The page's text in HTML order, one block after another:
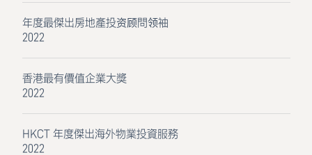
年度最傑出房地產投资顾問领袖
2022
香港最有價值企業大獎
2022
HKCT 年度傑出海外物業投資服務
2022